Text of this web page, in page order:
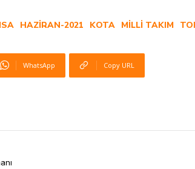
HAZIRAN-2021 KOTA MILLI TAKIM
WhatsApp Copy URL